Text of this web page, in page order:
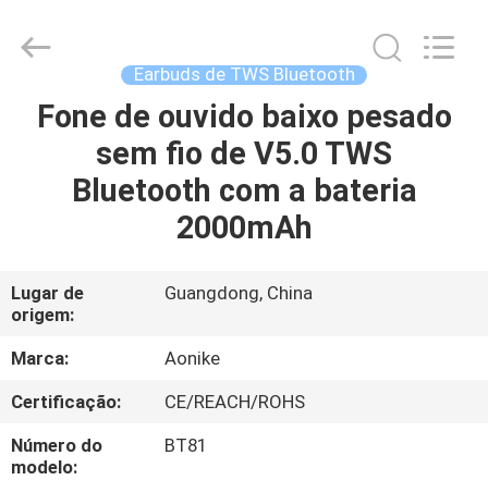
CASA
PRODUTOS
NÓS
EXCURSÃO
DA
FÁBRICA
Shengpai
Electronics
Reserved.
Earbuds de TWS Bluetooth
Fone de ouvido baixo pesado
sem fio de V5.0 TWS
Bluetooth com a bateria
2000mAh
Lugar de
origem:
Guangdong, China
Marca:
Aonike
Certificação:
CE/REACH/ROHS
Número do
modelo:
BT81